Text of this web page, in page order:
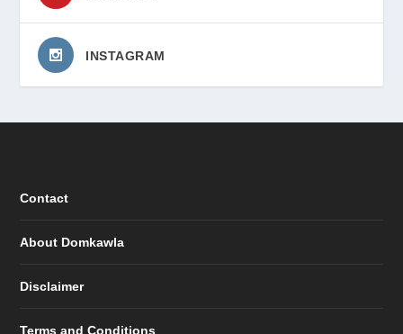
INSTAGRAM
Contact
About Domkawla
Disclaimer
Terms and Conditions